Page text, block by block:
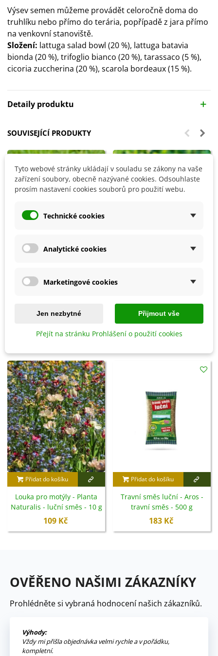
Výsev semen můžeme provádět celoročně doma do
truhlíku nebo přímo do terária, popřípadě z jara přímo
na venkovní stanoviště.
Složení: lattuga salad bowl (20 %), lattuga batavia
bionda (20 %), trifoglio bianco (20 %), tarassaco (5 %),
cicoria zuccherina (20 %), scarola bordeaux (15 %).
Detaily produktu
SOUVISEJÍCÍ PRODUKTY
Tráva pro králíky - Golden Line -
Tráva pro želvy - Golden Line -
80 Kč
Přidat do košíku
Louka pro motýly - Planta
Naturalis - luční směs - 10 g
109 Kč
Přidat do košíku
Travní směs luční - Aros -
travní směs - 500 g
183 Kč
OVĚŘENO NAŠIMI ZÁKAZNÍKY
Prohlédněte si vybraná hodnocení našich zákazníků.
Výhody:
Vždy mi přišla objednávka velmi rychle a v pořádku,
kompletní.
Tyto webové stránky ukládají v souladu se zákony na vaše
zařízení soubory, obecně nazývané cookies. Odsouhlaste
prosím nastavení cookies souborů pro použití webu.
Technické cookies
Analytické cookies
Marketingové cookies
Jen nezbytné Přijmout vše
Přejít na stránku Prohlášení o použití cookies